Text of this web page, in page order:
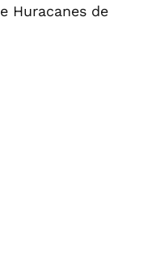
Huracanes de